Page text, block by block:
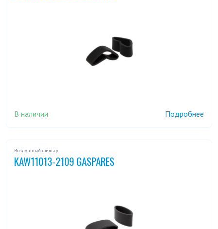
В наличии Подробнее
Воздушный фильтр
KAW11013-2109 GASPARES